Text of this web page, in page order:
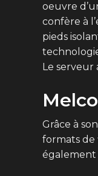
oeuvre
confère à
pieds
Le
Grâce à
formats de
également